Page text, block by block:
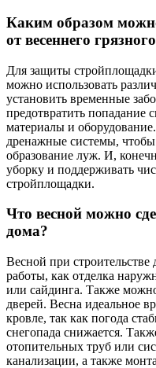
Каким образом
от весеннего
Для защиты
можно использовать
установить временные
предотвратить попадание
материалы и
дренажные системы, чтобы
образование луж. И,
уборку и поддерживать
стройплощадки.
Что весной можно
дома?
Весной при
работы, как отделка
или сайдинга. Также
дверей. Весна идеальное
кровле, так как погода
снегопада снижается.
отопительных труб или
канализации, а также